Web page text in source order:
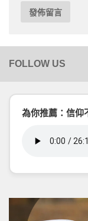
為你推薦：信仰